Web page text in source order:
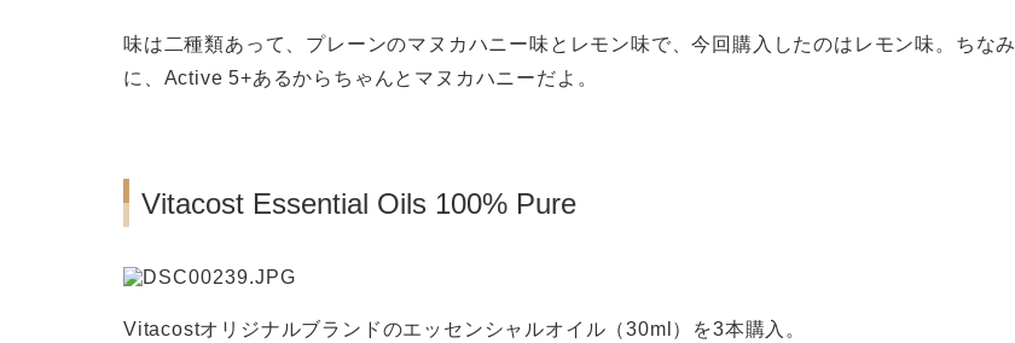
味は二種類あって、プレーンのマヌカハニー味とレモン味で、今回購入したのはレモン味。ちなみ
に、Active 5+あるからちゃんとマヌカハニーだよ。
Vitacost Essential Oils 100% Pure
Vitacostオリジナルブランドのエッセンシャルオイル（30ml）を3本購入。